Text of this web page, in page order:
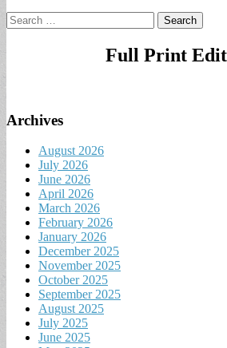
Search
for:
Full Print
Archives
August 2026
July 2026
June 2026
April 2026
March 2026
February 2026
January 2026
December 2025
November 2025
October 2025
September 2025
August 2025
July 2025
June 2025